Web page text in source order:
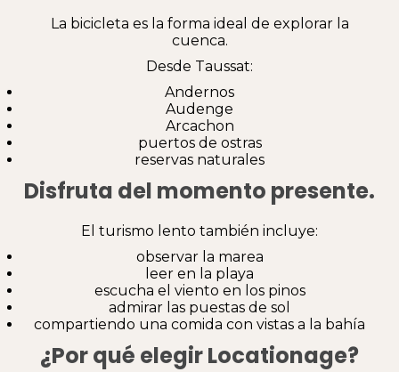
La bicicleta es la forma ideal de explorar la
cuenca.
Desde Taussat:
Andernos
Audenge
Arcachon
puertos de ostras
reservas naturales
Disfruta del momento presente.
El turismo lento también incluye:
observar la marea
leer en la playa
escucha el viento en los pinos
admirar las puestas de sol
compartiendo una comida con vistas a la bahía
¿Por qué elegir Locationage?